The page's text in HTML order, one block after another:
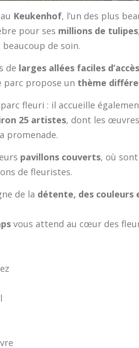
Keukenhof, l’un des plus
pour ses millions de tulipes
beaucoup de soin.
de larges allées faciles d’accès
parc propose un thème
fleuri : il accueille
25 artistes, dont les
promenade.
pavillons couverts, où
de fleuristes.
de la détente, des couleurs
vous attend au cœur des